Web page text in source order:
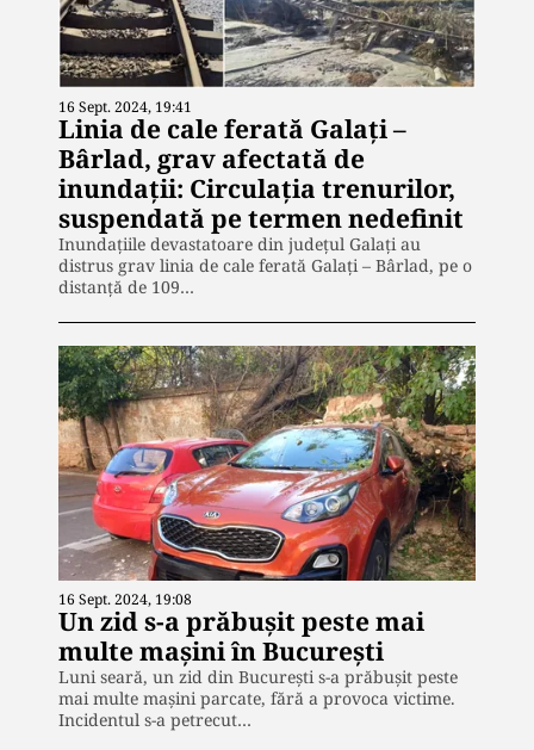
16 Sept. 2024, 19:41
Linia de cale ferată Galați –
Bârlad, grav afectată de
inundații: Circulația trenurilor,
suspendată pe termen nedefinit
Inundațiile devastatoare din județul Galați au
distrus grav linia de cale ferată Galați – Bârlad, pe o
distanță de 109…
16 Sept. 2024, 19:08
Un zid s-a prăbușit peste mai
multe mașini în București
Luni seară, un zid din București s-a prăbușit peste
mai multe mașini parcate, fără a provoca victime.
Incidentul s-a petrecut…